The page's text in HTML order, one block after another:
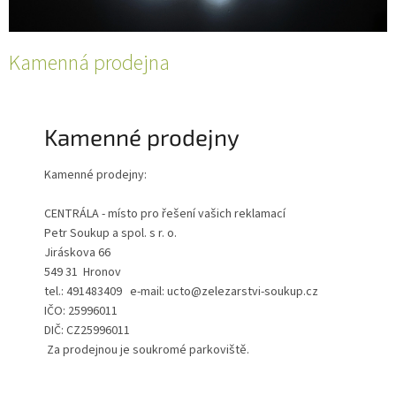
Kamenná prodejna
Kamenné prodejny
Kamenné prodejny:
CENTRÁLA - místo pro řešení vašich reklamací
Petr Soukup a spol. s r. o.
Jiráskova 66
549 31 Hronov
tel.: 491483409 e-mail: ucto@zelezarstvi-soukup.cz
IČO: 25996011
DIČ: CZ25996011
Za prodejnou je soukromé parkoviště.